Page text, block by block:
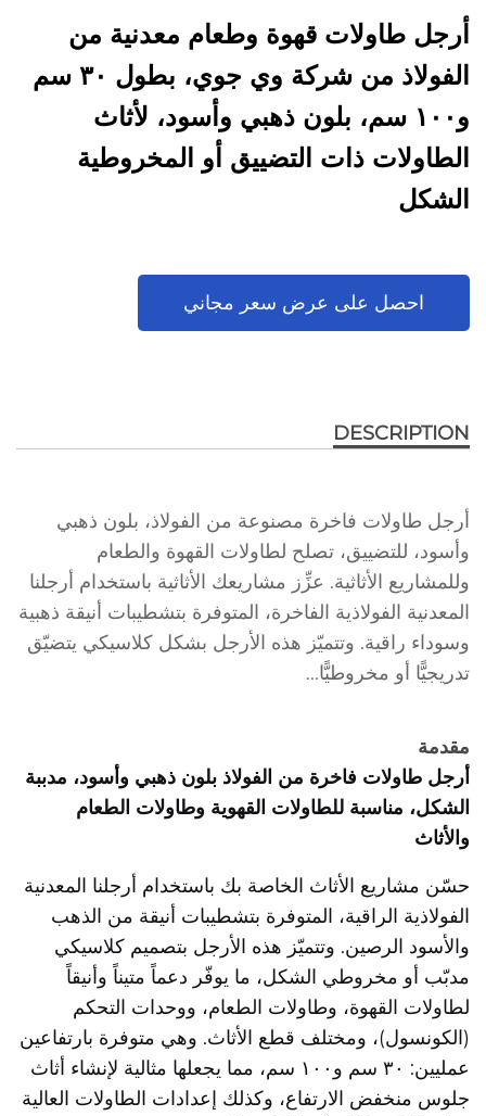
أرجل طاولات قهوة وطعام معدنية من
الفولاذ من شركة وي جوي، بطول ٣٠ سم
و١٠٠ سم، بلون ذهبي وأسود، لأثاث
الطاولات ذات التضييق أو المخروطية
الشكل
احصل على عرض سعر مجاني
DESCRIPTION
أرجل طاولات فاخرة مصنوعة من الفولاذ، بلون ذهبي
وأسود، للتضييق، تصلح لطاولات القهوة والطعام
وللمشاريع الأثاثية. عزِّز مشاريعك الأثاثية باستخدام أرجلنا
المعدنية الفولاذية الفاخرة، المتوفرة بتشطيبات أنيقة ذهبية
وسوداء راقية. وتتميّز هذه الأرجل بشكل كلاسيكي يتضيّق
تدريجيًّا أو مخروطيًّا...
مقدمة
أرجل طاولات فاخرة من الفولاذ بلون ذهبي وأسود، مدببة
الشكل، مناسبة للطاولات القهوية وطاولات الطعام
والأثاث
حسّن مشاريع الأثاث الخاصة بك باستخدام أرجلنا المعدنية
الفولاذية الراقية، المتوفرة بتشطيبات أنيقة من الذهب
والأسود الرصين. وتتميّز هذه الأرجل بتصميم كلاسيكي
مدبّب أو مخروطي الشكل، ما يوفّر دعماً متيناً وأنيقاً
لطاولات القهوة، وطاولات الطعام، ووحدات التحكم
(الكونسول)، ومختلف قطع الأثاث. وهي متوفرة بارتفاعين
عمليين: ٣٠ سم و١٠٠ سم، مما يجعلها مثالية لإنشاء أثاث
جلوس منخفض الارتفاع، وكذلك إعدادات الطاولات العالية